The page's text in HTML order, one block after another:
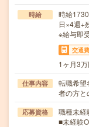
時給
時給
日×4週+
※給与即
交通費
1ヶ月3
仕事内容
転職希望
者の方
応募資格
職種未経
■未経験